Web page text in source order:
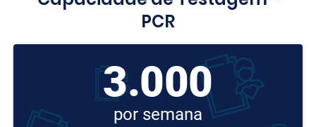
PCR
3.000
por semana